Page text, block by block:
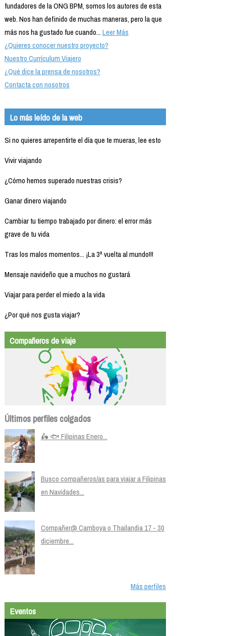
fundadores de la ONG BPM, somos los autores de esta
web. Nos han definido de muchas maneras, pero la que
más nos ha gustado fue cuando...Leer Más
¿Quieres conocer nuestro proyecto?
Nuestro Currículum Viajero
¿Qué dice la prensa de nosotros?
Contacta con nosotros
Lo más leído de la web
Si no quieres arrepentirte el día que te mueras, lee esto
Vivir viajando
¿Cómo hemos superado nuestras crisis?
Ganar dinero viajando
Cambiar tu tiempo trabajado por dinero: el error más
grave de tu vida
Tras los malos momentos... ¡La 3ª vuelta al mundo!!!
Mensaje navideño que a muchos no gustará
Viajar para perder el miedo a la vida
¿Por qué nos gusta viajar?
Compañeros de viaje
Últimos perfiles colgados
🛵 🐟 Filipinas Enero...
Busco compañeros/as para viajar a Filipinas
en Navidades...
Compañer@ Camboya o Thailandia 17 - 30
diciembre...
Más perfiles
Eventos